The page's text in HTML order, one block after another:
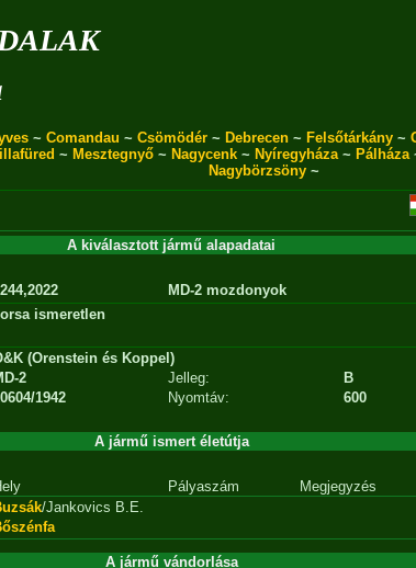
~ Comandau ~ Csömödér ~ Debrecen ~ Felsőtárkány ~
~ Mesztegnyő~ Nagycenk~ Nyíregyháza~ Pálháza
Nagybörzsöny ~
A kiválasztott jármű alapadatai
MD-2 mozdonyok
ismeretlen
(Orenstein és Koppel)
2 Jelleg:
B
1942 Nyomtáv: 600
A jármű ismert életútja
Pályaszám
Megjegyzés
/Jankovics B.E.
A jármű vándorlása